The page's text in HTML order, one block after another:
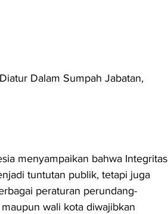
Dalam Sumpah Jabatan,
menyampaikan bahwa Integritas
tuntutan publik, tetapi juga
peraturan perundang-
wali kota diwajibkan